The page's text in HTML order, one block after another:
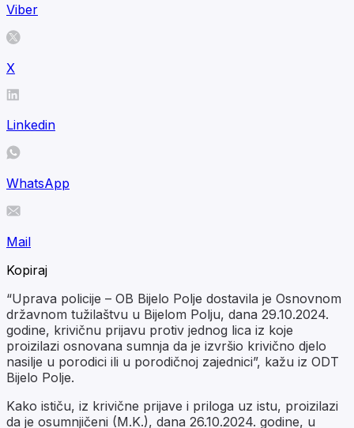
Viber
X
Linkedin
WhatsApp
Mail
Kopiraj
“Uprava policije – OB Bijelo Polje dostavila je Osnovnom
državnom tužilaštvu u Bijelom Polju, dana 29.10.2024.
godine, krivičnu prijavu protiv jednog lica iz koje
proizilazi osnovana sumnja da je izvršio krivično djelo
nasilje u porodici ili u porodičnoj zajednici”, kažu iz ODT
Bijelo Polje.
Kako ističu, iz krivične prijave i priloga uz istu, proizilazi
da je osumnjičeni (M.K.), dana 26.10.2024. godine, u